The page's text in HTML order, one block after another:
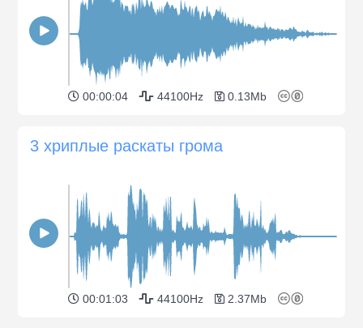
00:00:04 44100Hz 0.13Mb
3 хриплые раскаты грома
00:01:03 44100Hz 2.37Mb